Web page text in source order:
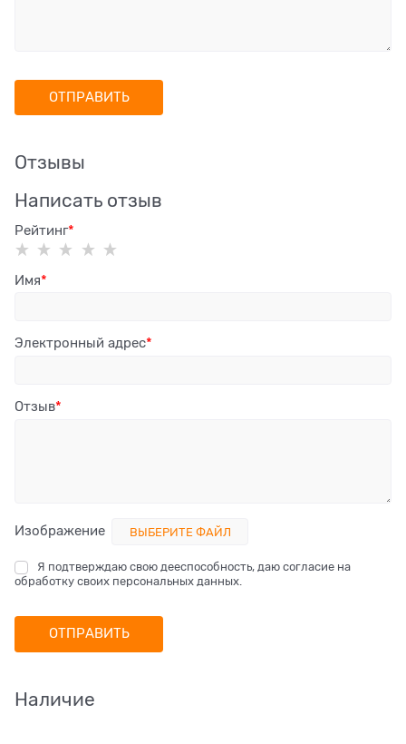
Отзывы
Написать отзыв
Рейтинг
Имя
Электронный адрес
Отзыв
Изображение ВЫБЕРИТЕ ФАЙЛ
Я подтверждаю свою дееспособность, даю согласие на
обработку своих персональных данных.
Наличие